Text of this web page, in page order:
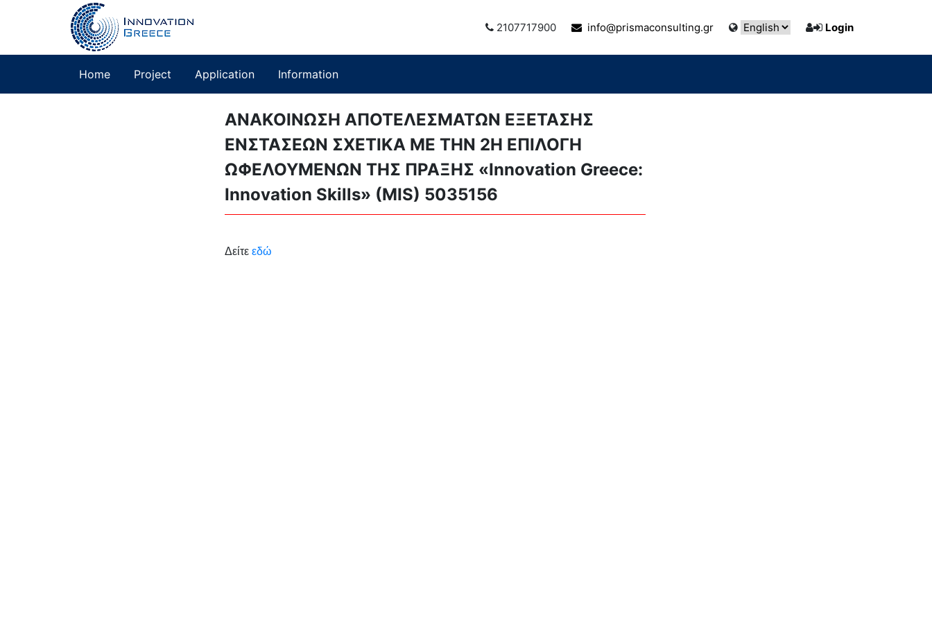
2107717900 info@prismaconsulting.gr Login
Home Project Application Information
ΑΝΑΚΟΙΝΩΣΗ ΑΠΟΤΕΛΕΣΜΑΤΩΝ ΕΞΕΤΑΣΗΣ
ΕΝΣΤΑΣΕΩΝ ΣΧΕΤΙΚΑ ΜΕ ΤΗΝ 2Η ΕΠΙΛΟΓΗ
ΩΦΕΛΟΥΜΕΝΩΝ ΤΗΣ ΠΡΑΞΗΣ «Innovation Greece:
Innovation Skills» (MIS) 5035156
Δείτε εδώ